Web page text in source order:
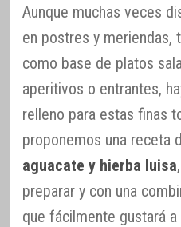
Aunque muchas veces
en postres y meriendas,
como base de platos
aperitivos o entrantes,
relleno para estas finas
proponemos una receta
aguacate y hierba luisa
preparar y con una
que fácilmente gustará